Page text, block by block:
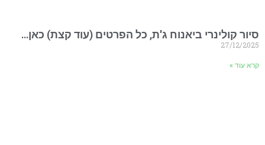
סיור קולינרי ביאנוח ג'ת, כל הפרטים (עוד קצת) כאן…
27/12/2025
קרא עוד »